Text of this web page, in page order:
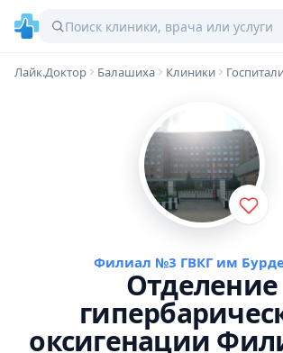
Лайк.Доктор Балашиха Клиники
Филиал №3 ГВКГ им
Отделение
оксигенации